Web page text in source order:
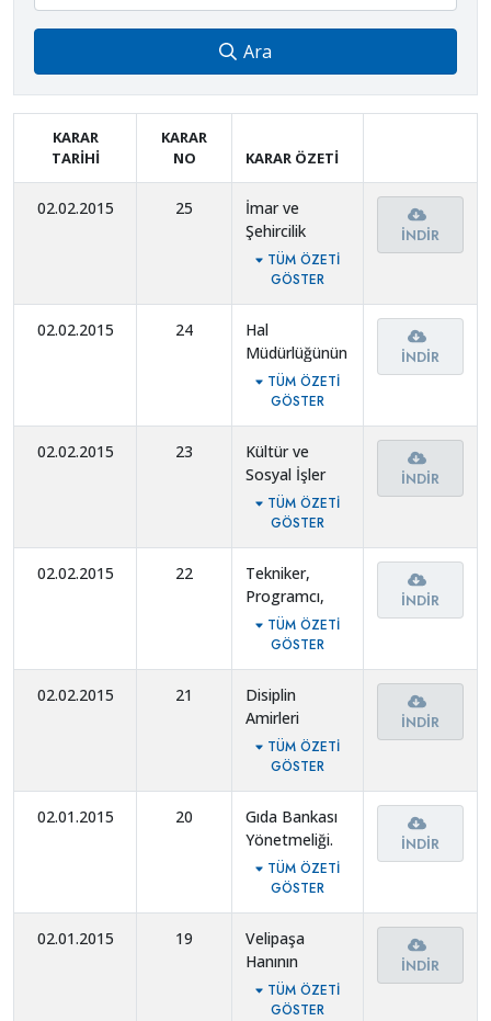
Ara
KARAR
TARIHI
KARAR
NO
KARAR ÖZETI
02.02.2015 25
İmar ve
Şehircilik
Müdürlüğünün
Görev ve
Çalışma
Yönetmeliği.
TÜM ÖZETI
GÖSTER
İNDIR
02.02.2015 24
Hal
Müdürlüğünün
Görev ve
Çalışma
Esasları
Yönetmeliği.
TÜM ÖZETI
GÖSTER
İNDIR
02.02.2015 23
Kültür ve
Sosyal İşler
Müdürlüğünün
Görev ve
Çalışma
Esasları
Yönetmeliği.
TÜM ÖZETI
GÖSTER
İNDIR
02.02.2015 22
Tekniker,
Programcı,
Eğitmen
Kadroları iptal
edilerek,
Kimyager,
Memur,
Eğitmen
Kadronun
TÜM ÖZETI
GÖSTER
İNDIR
02.02.2015 21
Disiplin
Amirleri
Yönetmeliği.
TÜM ÖZETI
GÖSTER
İNDIR
02.01.2015 20
Gıda Bankası
Yönetmeliği.
TÜM ÖZETI
GÖSTER
İNDIR
02.01.2015 19
Velipaşa
Hanının
Kiralanması.
TÜM ÖZETI
GÖSTER
İNDIR